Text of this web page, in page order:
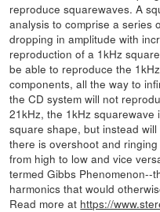
reproduce squarewaves. A
analysis to comprise a series
dropping in amplitude with
reproduction of a 1kHz
be able to reproduce the
components, all the way to
the CD system will not
21kHz, the 1kHz
square shape, but instead
there is overshoot and
from high to low and vice
termed Gibbs Phenomenon--
harmonics that would
Read more at https://